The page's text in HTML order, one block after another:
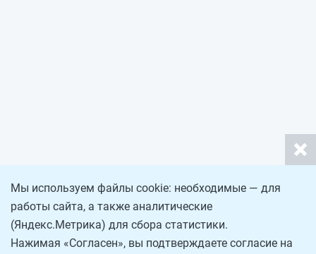
Мы используем файлы cookie: необходимые — для
работы сайта, а также аналитические
(Яндекс.Метрика) для сбора статистики.
Нажимая «Согласен», вы подтверждаете согласие на